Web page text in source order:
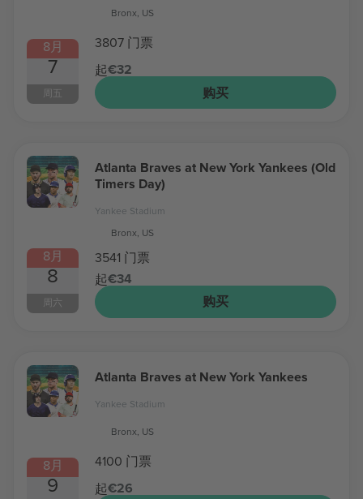
8月
7
周五
Bronx, US
3807 门票
起€32
购买
8月
8
周六
Atlanta Braves at New York Yankees (Old
Timers Day)
Yankee Stadium
Bronx, US
3541 门票
起€34
购买
8月
9
Atlanta Braves at New York Yankees
Yankee Stadium
Bronx, US
4100 门票
起€26